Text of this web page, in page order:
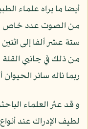
أيضا ما يراه علماء
من الصوت عدد خاص
ستة عشر ألفا إلى اثنين
من ذلك في جانبي
ربما ناله سائر
و قد عثر العلماء
لطيف الإدراك عند